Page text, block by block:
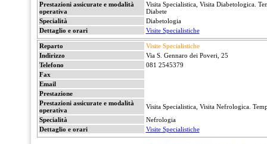
Prestazioni assicurate e modalità
operativa
Visita Specialistica, Visita Diabetologica.
Diabete
Specialità
Diabetologia
Dettaglio e orari
Visite Specialistiche
Reparto
Visite Specialistiche
Indirizzo
Via S. Gennaro dei Poveri, 25
Telefono
081 2545379
Fax
Email
Prestazione
Prestazioni assicurate e modalità
operativa
Visita Specialistica, Visita Nefrologica.
Specialità
Nefrologia
Dettaglio e orari
Visite Specialistiche